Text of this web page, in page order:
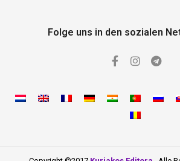
Folge uns in den sozialen